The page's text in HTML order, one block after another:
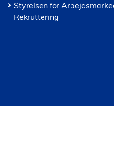
Styrelsen for
Rekruttering